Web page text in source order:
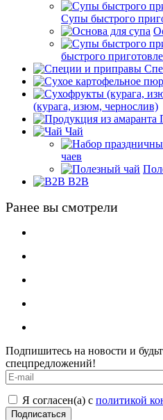
Супы быстрого
быстрого
(курага, изюм, чернослив)
Чай
чаев
B2B
Ранее вы смотрели
Подпишитесь на новости и
спецпредложений!
Я согласен(а) с политикой